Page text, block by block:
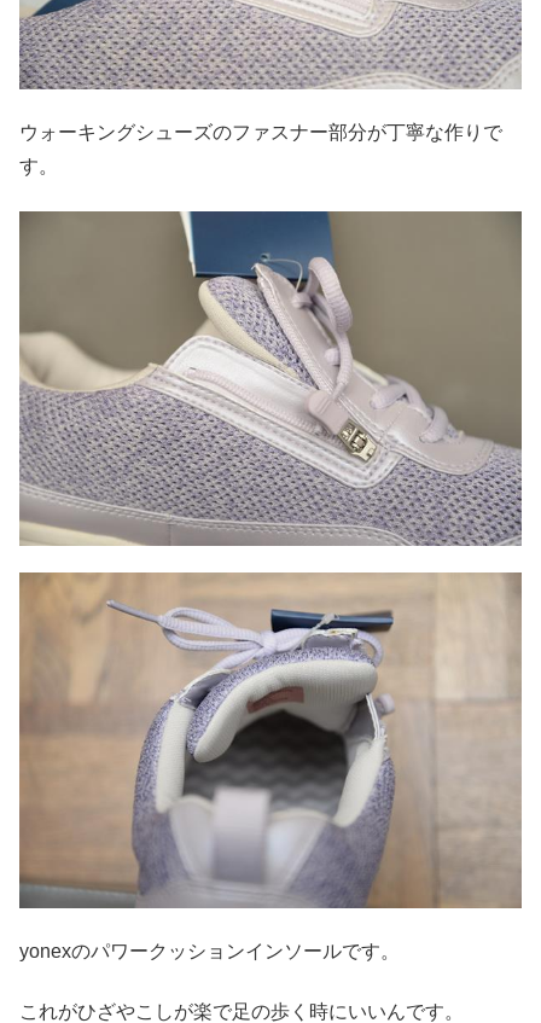
ウォーキングシューズのファスナー部分が丁寧な作りで
す。
yonexのパワークッションインソールです。
これがひざやこしが楽で足の歩く時にいいんです。